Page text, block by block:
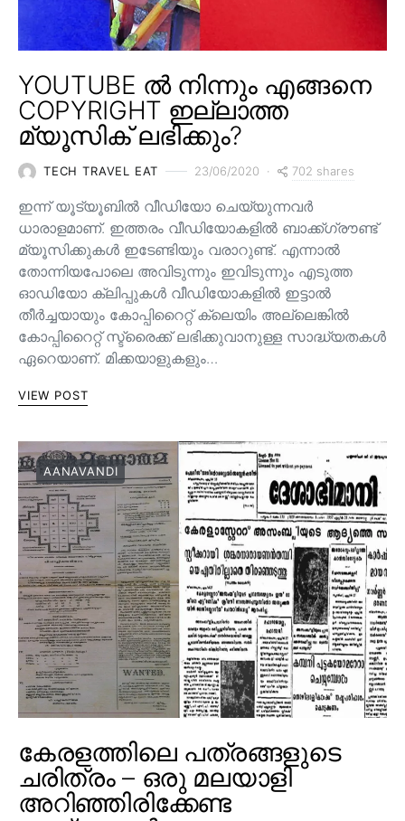
YOUTUBE ൽ നിന്നും എങ്ങനെ
COPYRIGHT ഇല്ലാത്ത
മ്യൂസിക് ലഭിക്കും?
TECH TRAVEL EAT 23/06/2020 702 shares
ഇന്ന് യൂട്യൂബിൽ വീഡിയോ ചെയ്യുന്നവർ
ധാരാളമാണ്. ഇത്തരം വീഡിയോകളിൽ ബാക്ക്ഗ്രൗണ്ട്
മ്യൂസിക്കുകൾ ഇടേണ്ടിയും വരാറുണ്ട്. എന്നാൽ
തോന്നിയപോലെ അവിടുന്നും ഇവിടുന്നും എടുത്ത
ഓഡിയോ ക്ലിപ്പുകൾ വീഡിയോകളിൽ ഇട്ടാൽ
തീർച്ചയായും കോപ്പിറൈറ്റ് ക്ലെയിം അല്ലെങ്കിൽ
കോപ്പിറൈറ്റ് സ്ട്രൈക്ക് ലഭിക്കുവാനുള്ള സാദ്ധ്യതകൾ
ഏറെയാണ്. മിക്കയാളുകളും…
VIEW POST
AANAVANDI
കേരളത്തിലെ പത്രങ്ങളുടെ
ചരിത്രം – ഒരു മലയാളി
അറിഞ്ഞിരിക്കേണ്ട